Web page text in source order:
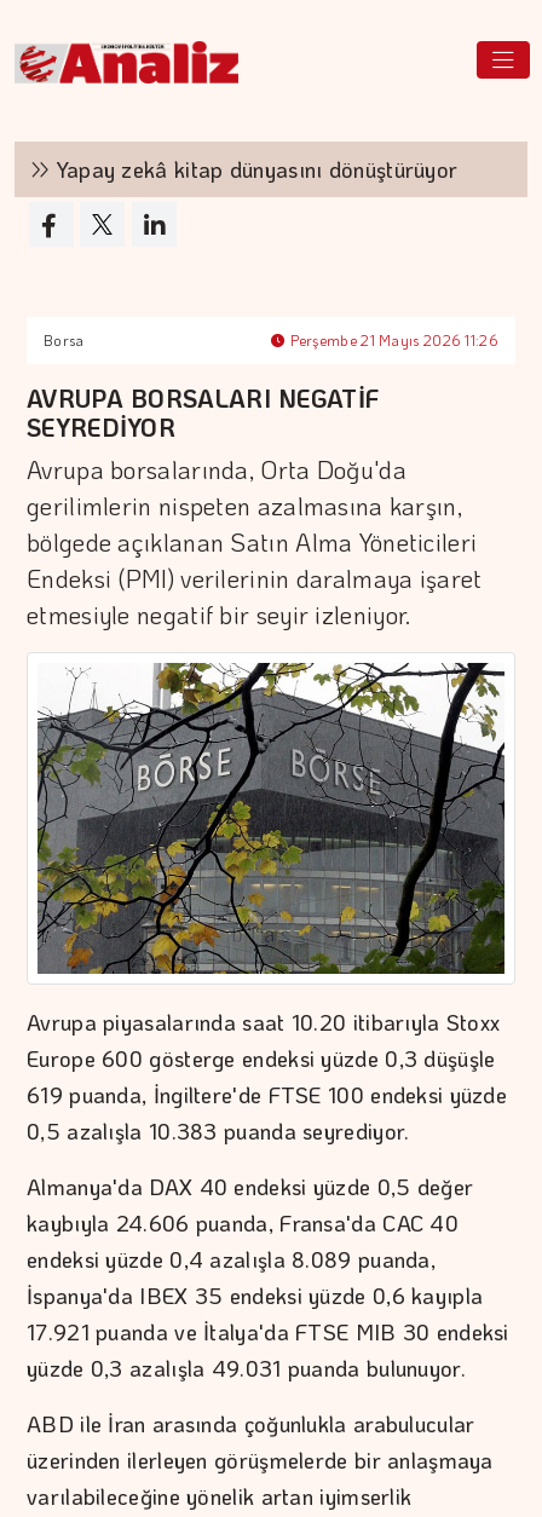
Yapay zekâ kitap dünyasını dönüştürüyor
Borsa Perşembe 21 Mayıs 2026 11:26
AVRUPA BORSALARI NEGATİF
SEYREDİYOR
Avrupa borsalarında, Orta Doğu'da
gerilimlerin nispeten azalmasına karşın,
bölgede açıklanan Satın Alma Yöneticileri
Endeksi (PMI) verilerinin daralmaya işaret
etmesiyle negatif bir seyir izleniyor.
Avrupa piyasalarında saat 10.20 itibarıyla Stoxx
Europe 600 gösterge endeksi yüzde 0,3 düşüşle
619 puanda, İngiltere'de FTSE 100 endeksi yüzde
0,5 azalışla 10.383 puanda seyrediyor.
Almanya'da DAX 40 endeksi yüzde 0,5 değer
kaybıyla 24.606 puanda, Fransa'da CAC 40
endeksi yüzde 0,4 azalışla 8.089 puanda,
İspanya'da IBEX 35 endeksi yüzde 0,6 kayıpla
17.921 puanda ve İtalya'da FTSE MIB 30 endeksi
yüzde 0,3 azalışla 49.031 puanda bulunuyor.
ABD ile İran arasında çoğunlukla arabulucular
üzerinden ilerleyen görüşmelerde bir anlaşmaya
varılabileceğine yönelik artan iyimserlik